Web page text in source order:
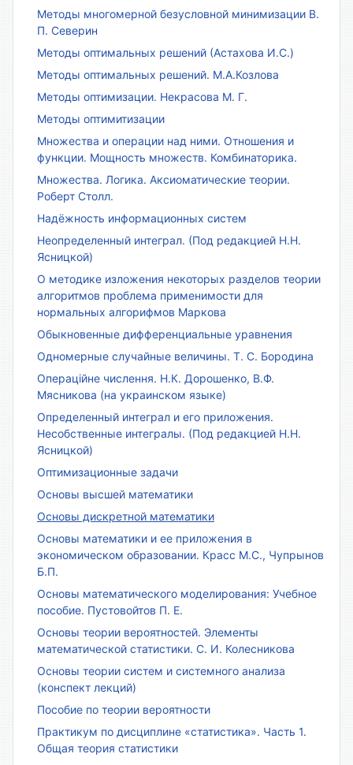
Методы многомерной безусловной минимизации В.
П. Северин
Методы оптимальных решений (Астахова И.С.)
Методы оптимальных решений. М.А.Козлова
Методы оптимизации. Некрасова М. Г.
Методы оптимитизации
Множества и операции над ними. Отношения и
функции. Мощность множеств. Комбинаторика.
Множества. Логика. Аксиоматические теории.
Роберт Столл.
Надёжность информационных систем
Неопределенный интеграл. (Под редакцией Н.Н.
Ясницкой)
О методике изложения некоторых разделов теории
алгоритмов проблема применимости для
нормальных алгорифмов Маркова
Обыкновенные дифференциальные уравнения
Одномерные случайные величины. Т. С. Бородина
Операційне числення. Н.К. Дорошенко, В.Ф.
Мясникова (на украинском языке)
Определенный интеграл и его приложения.
Несобственные интегралы. (Под редакцией Н.Н.
Ясницкой)
Оптимизационные задачи
Основы высшей математики
Основы дискретной математики
Основы математики и ее приложения в
экономическом образовании. Красс М.С., Чупрынов
Б.П.
Основы математического моделирования: Учебное
пособие. Пустовойтов П. Е.
Основы теории вероятностей. Элементы
математической статистики. С. И. Колесникова
Основы теории систем и системного анализа
(конспект лекций)
Пособие по теории вероятности
Практикум по дисциплине «статистика». Часть 1.
Общая теория статистики